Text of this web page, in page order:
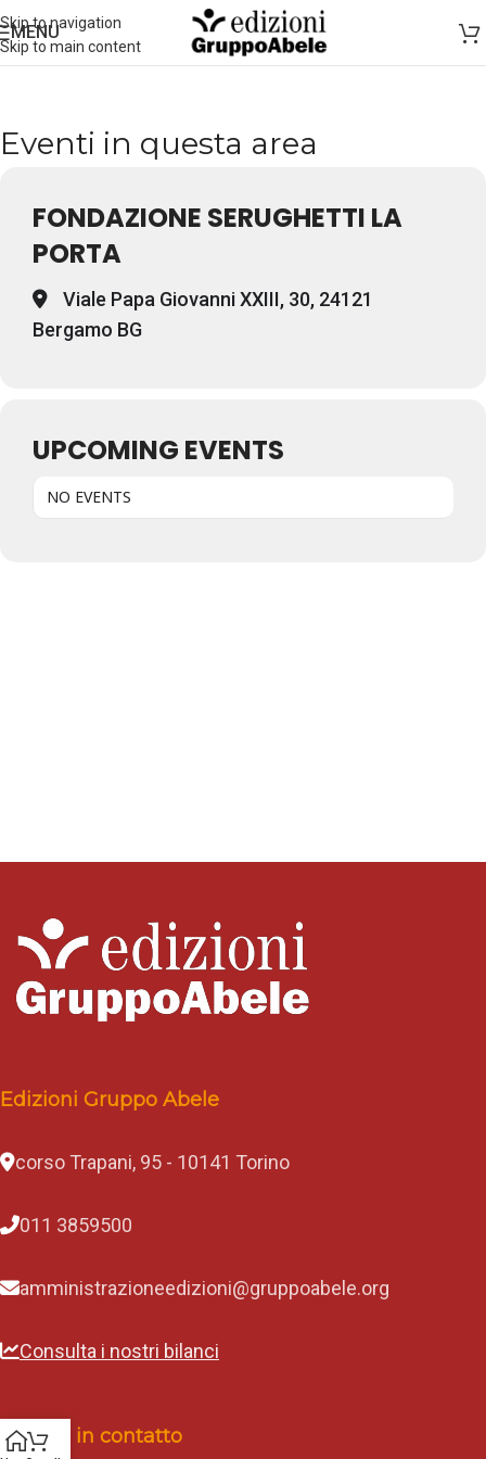
Skip to navigation
Skip to main content
MENU
Eventi in questa area
FONDAZIONE SERUGHETTI LA
PORTA
Viale Papa Giovanni XXIII, 30, 24121
Bergamo BG
UPCOMING EVENTS
NO EVENTS
Edizioni Gruppo Abele
corso Trapani, 95 - 10141 Torino
011 3859500
amministrazioneedizioni@gruppoabele.org
Consulta i nostri bilanci
Rimani in contatto